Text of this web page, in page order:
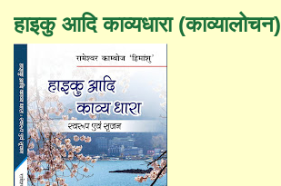
हाइकु आदि काव्यधारा (काव्यालोचन)